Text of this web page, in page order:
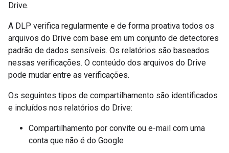
Drive.
A DLP verifica regularmente e de forma proativa todos os
arquivos do Drive com base em um conjunto de detectores
padrão de dados sensíveis. Os relatórios são baseados
nessas verificações. O conteúdo dos arquivos do Drive
pode mudar entre as verificações.
Os seguintes tipos de compartilhamento são identificados
e incluídos nos relatórios do Drive:
Compartilhamento por convite ou e-mail com uma
conta que não é do Google